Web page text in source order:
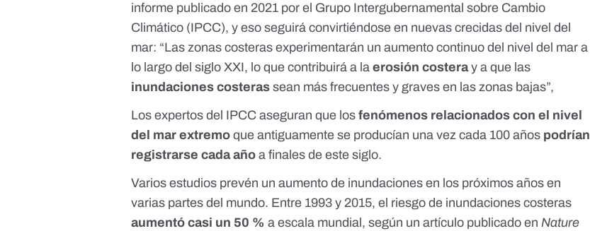
informe publicado en 2021 por el Grupo Intergubernamental sobre Cambio
Climático (IPCC), y eso seguirá convirtiéndose en nuevas crecidas del nivel del
mar: “Las zonas costeras experimentarán un aumento continuo del nivel del mar a
lo largo del siglo XXI, lo que contribuirá a laerosión costeray a que las
inundaciones costeras sean más frecuentes y graves en las zonas bajas”,
Los expertos del IPCC aseguran que los fenómenos relacionados con el nivel
del mar extremoque antiguamente se producían una vez cada 100 años podrían
registrarse cada año a finales de este siglo.
Varios estudios prevén un aumento de inundaciones en los próximos años en
varias partes del mundo. Entre 1993 y 2015, el riesgo de inundaciones costeras
aumentó casi un 50 % a escala mundial,según un artículo publicado enNature